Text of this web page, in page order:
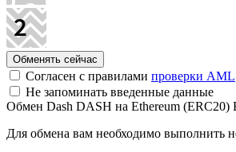
Согласен с правилами проверки AML
Не запоминать введенные данные
Обмен Dash DASH на Ethereum (ERC20)
Для обмена вам необходимо выполнить